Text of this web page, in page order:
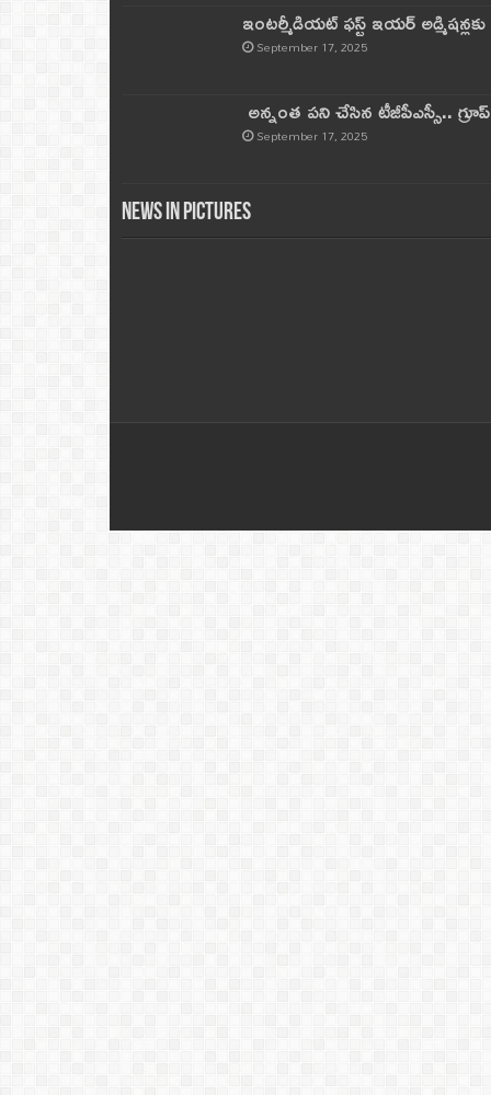
ఇంటర్మీడియట్ ఫస్ట్‌ ఇయర్‌
September 17, 2025
అన్నంత పని చేసిన టీజీపీఎస్సీ..
September 17, 2025
News in Pictures